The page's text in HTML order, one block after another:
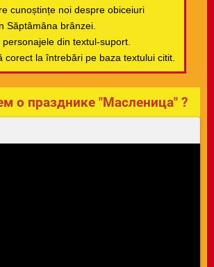
cunoștințe noi despre obiceiuri
Săptâmâna brânzei.
din textul-suport.
corect la întrebări pe baza textului citit.
о празднике "Масленица" ?